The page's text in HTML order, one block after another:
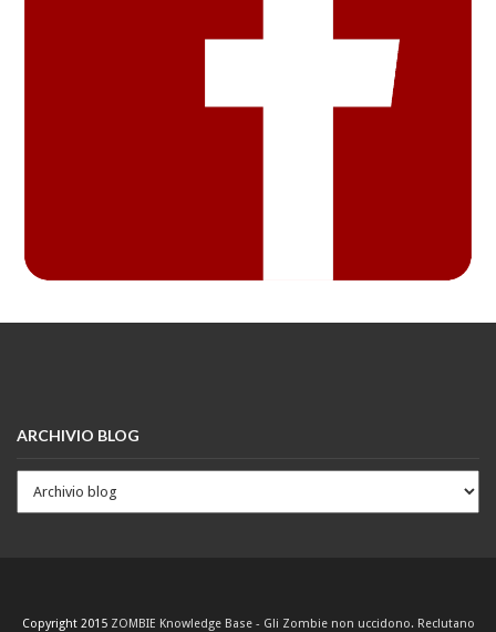
ARCHIVIO BLOG
Copyright 2015 ZOMBIE Knowledge Base - Gli Zombie non uccidono. Reclutano